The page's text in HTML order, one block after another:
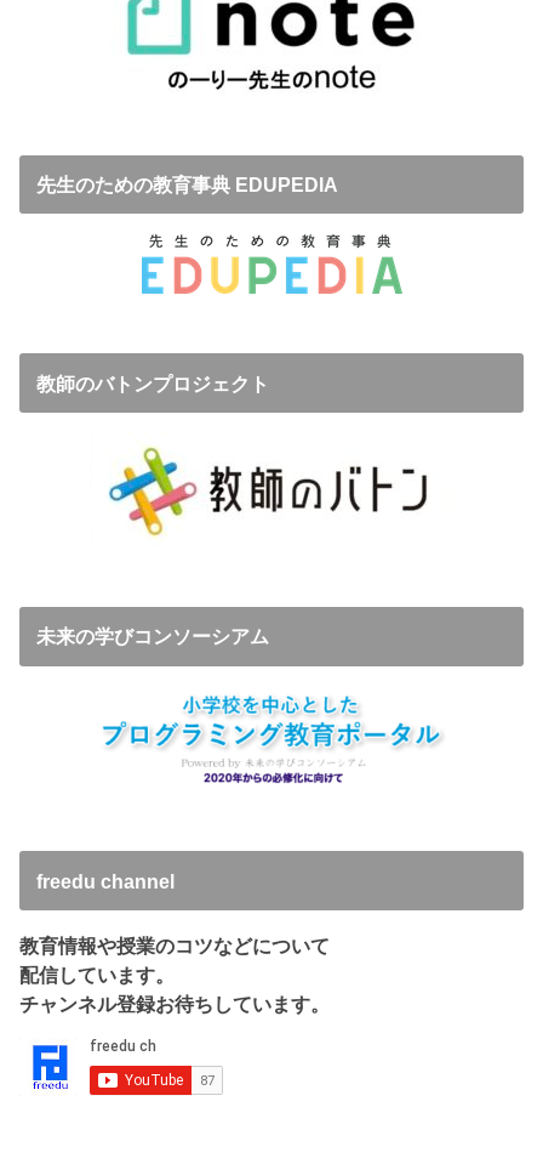
先生のための教育事典 EDUPEDIA
教師のバトンプロジェクト
未来の学びコンソーシアム
freedu channel
教育情報や授業のコツなどについて
配信しています。
チャンネル登録お待ちしています。